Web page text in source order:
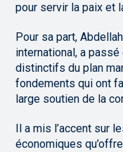
pour servir la paix et
Pour sa part,
international, a
distinctifs du plan
fondements qui ont
large soutien de la
Il a mis l’accent sur
économiques